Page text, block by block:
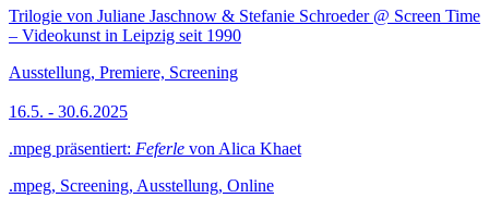
Trilogie von Juliane Jaschnow & Stefanie Schroeder @ Screen Time
– Videokunst in Leipzig seit 1990
Ausstellung, Premiere, Screening
16.5. - 30.6.2025
.mpeg präsentiert: Feferle von Alica Khaet
.mpeg, Screening, Ausstellung, Online